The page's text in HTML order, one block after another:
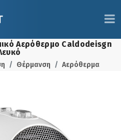
Αερόθερμο Caldodeisgn
Θέρμανση Αερόθερμα